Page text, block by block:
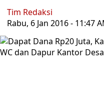
Tim Redaksi
Rabu, 6 Jan 2016 - 11:47